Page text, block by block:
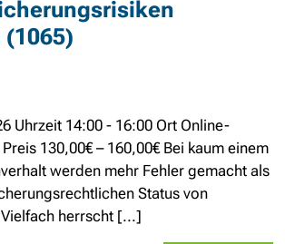
Uhrzeit 14:00 - 16:00 Ort Online-
130,00€ – 160,00€ Bei kaum einem
werden mehr Fehler gemacht als
Status von
herrscht [...]